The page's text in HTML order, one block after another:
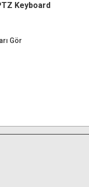
Keyboard
Gör